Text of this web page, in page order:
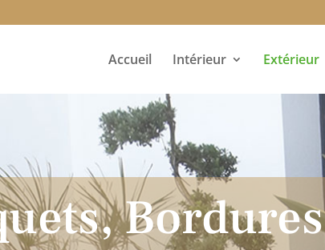
Accueil Intérieur Extérieur
Bordures